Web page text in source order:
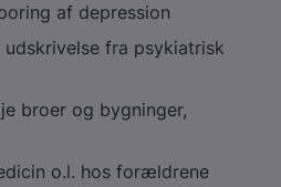
af depression
fra psykiatrisk
broer og bygninger,
o.l. hos forældrene